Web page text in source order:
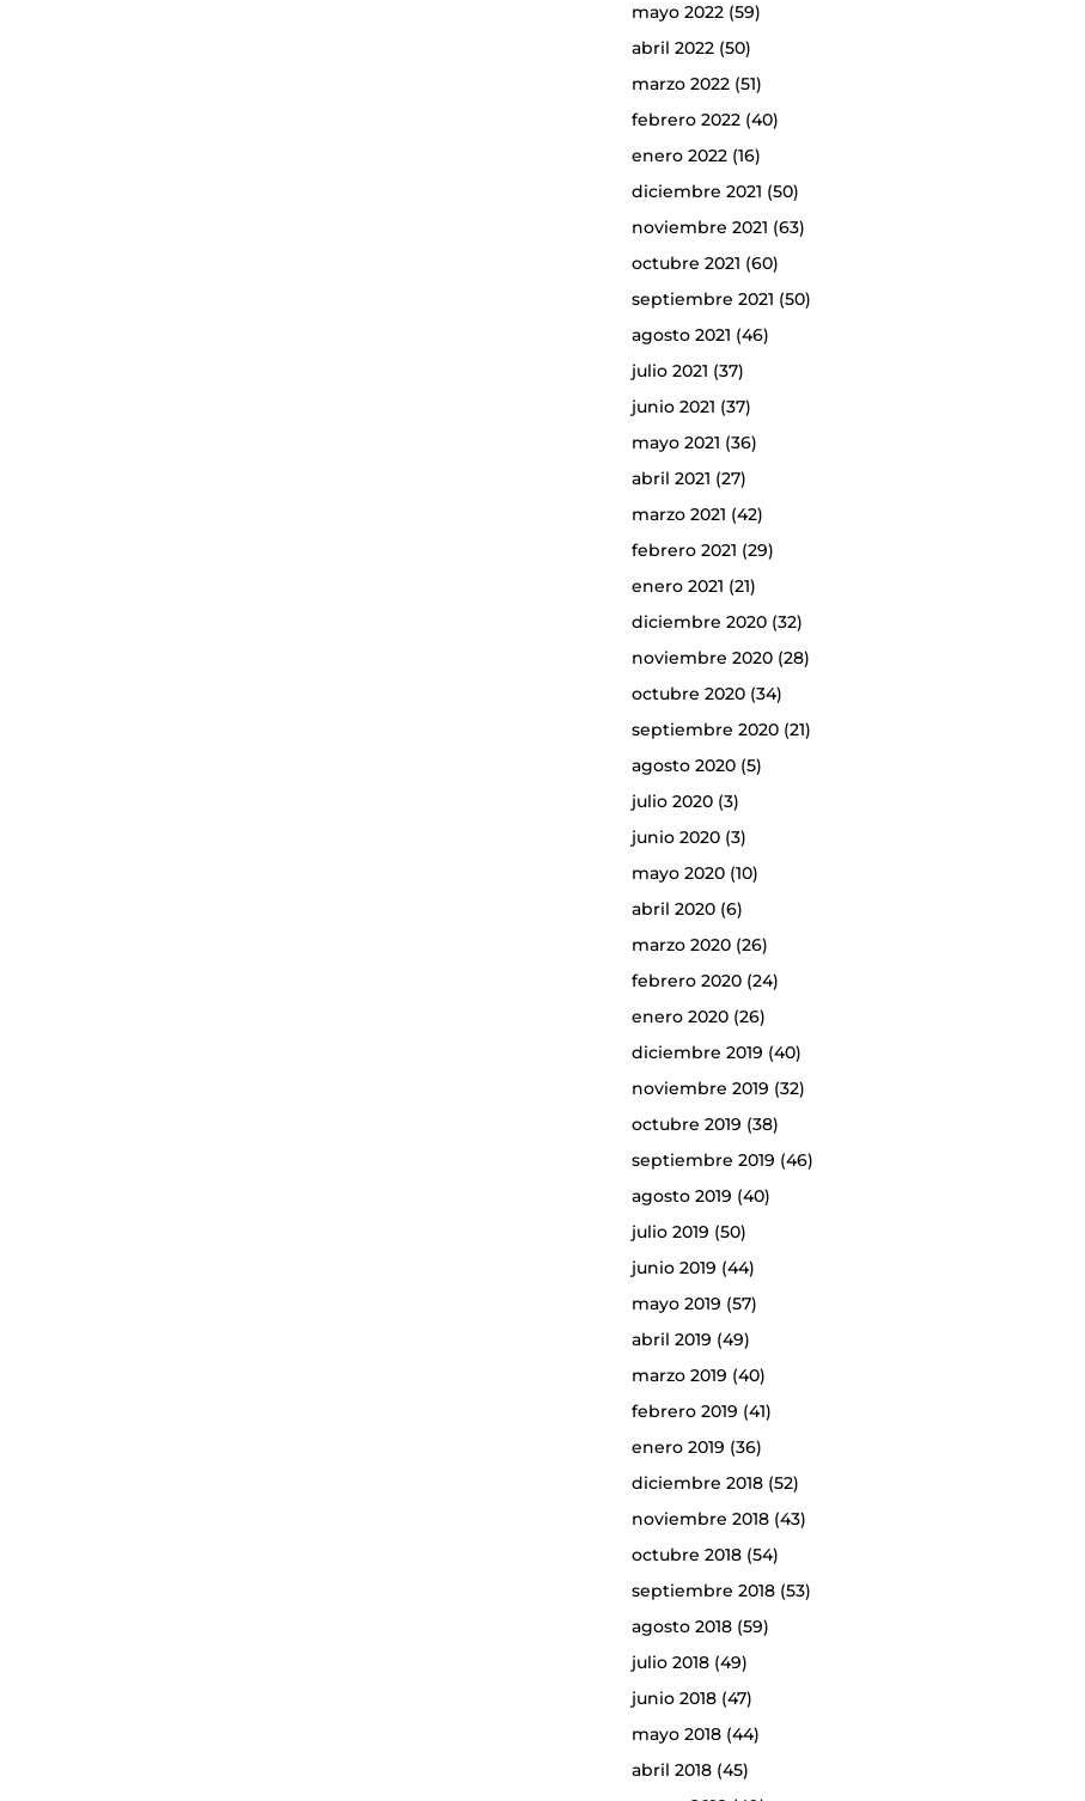
mayo 2022(59)
abril 2022(50)
marzo 2022(51)
febrero 2022(40)
enero 2022(16)
diciembre 2021 (50)
noviembre 2021 (63)
octubre 2021 (60)
septiembre 2021 (50)
agosto 2021 (46)
julio 2021 (37)
junio 2021 (37)
mayo 2021 (36)
abril 2021 (27)
marzo 2021 (42)
febrero 2021 (29)
enero 2021 (21)
diciembre 2020(32)
noviembre 2020(28)
octubre 2020(34)
septiembre 2020(21)
agosto 2020(5)
julio 2020(3)
junio 2020(3)
mayo 2020(10)
abril 2020(6)
marzo 2020(26)
febrero 2020(24)
enero 2020(26)
diciembre 2019 (40)
noviembre 2019 (32)
octubre 2019 (38)
septiembre 2019 (46)
agosto 2019 (40)
julio 2019 (50)
junio 2019 (44)
mayo 2019 (57)
abril 2019 (49)
marzo 2019 (40)
febrero 2019 (41)
enero 2019 (36)
diciembre 2018(52)
noviembre 2018(43)
octubre 2018(54)
septiembre 2018(53)
agosto 2018(59)
julio 2018(49)
junio 2018(47)
mayo 2018(44)
abril 2018(45)